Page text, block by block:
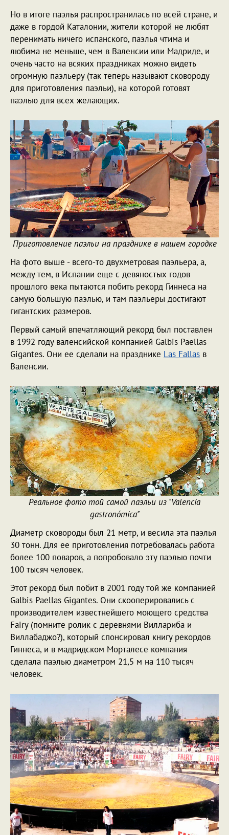
Но в итоге паэлья распространилась по всей стране, и
даже в гордой Каталонии, жители которой не любят
перенимать ничего испанского, паэлья чтима и
любима не меньше, чем в Валенсии или Мадриде, и
очень часто на всяких праздниках можно видеть
огромную паэльеру (так теперь называют сковороду
для приготовления паэльи), на которой готовят
паэлью для всех желающих.
Приготовление паэльи на празднике в нашем городке
На фото выше - всего-то двухметровая паэльера, а,
между тем, в Испании еще с девяностых годов
прошлого века пытаются побить рекорд Гиннеса на
самую большую паэлью, и там паэльеры достигают
гигантских размеров.
Первый самый впечатляющий рекорд был поставлен
в 1992 году валенсийской компанией Galbis Paellas
Gigantes. Они ее сделали на празднике Las Fallas в
Валенсии.
Реальное фото той самой паэльи из "Valencia
gastronómica"
Диаметр сковороды был 21 метр, и весила эта паэлья
30 тонн. Для ее приготовления потребовалась работа
более 100 поваров, а попробовало эту паэлью почти
100 тысяч человек.
Этот рекорд был побит в 2001 году той же компанией
Galbis Paellas Gigantes. Они скооперировались с
производителем известнейшего моющего средства
Fairy (помните ролик с деревнями Виллариба и
Виллабаджо?), который спонсировал книгу рекордов
Гиннеса, и в мадридском Морталесе компания
сделала паэлью диаметром 21,5 м на 110 тысяч
человек.